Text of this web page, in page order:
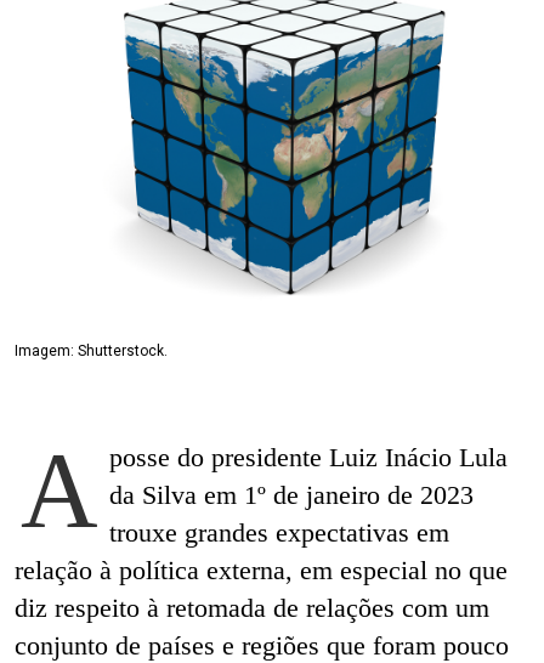
Imagem: Shutterstock.
A posse do presidente Luiz Inácio Lula
da Silva em 1º de janeiro de 2023
trouxe grandes expectativas em
relação à política externa, em especial no que
diz respeito à retomada de relações com um
conjunto de países e regiões que foram pouco